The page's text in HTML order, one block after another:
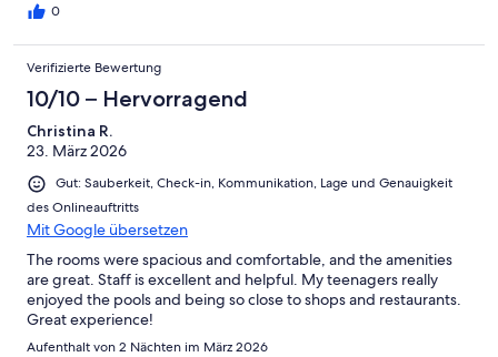
0
Verifizierte Bewertung
10/10 – Hervorragend
Christina R.
23. März 2026
Gut: Sauberkeit, Check-in, Kommunikation, Lage und Genauigkeit
des Onlineauftritts
Mit Google übersetzen
The rooms were spacious and comfortable, and the amenities
are great. Staff is excellent and helpful. My teenagers really
enjoyed the pools and being so close to shops and restaurants.
Great experience!
Aufenthalt von 2 Nächten im März 2026